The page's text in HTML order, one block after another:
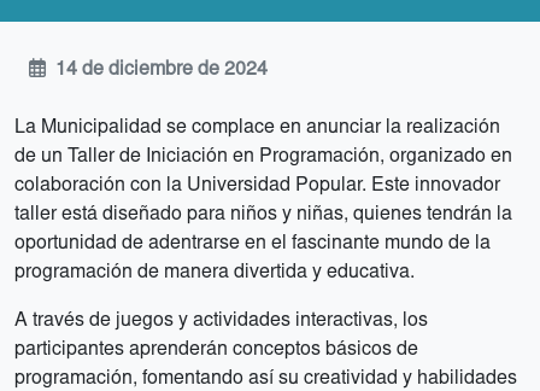
14 de diciembre de 2024
La Municipalidad se complace en anunciar la realización
de un Taller de Iniciación en Programación, organizado en
colaboración con la Universidad Popular. Este innovador
taller está diseñado para niños y niñas, quienes tendrán la
oportunidad de adentrarse en el fascinante mundo de la
programación de manera divertida y educativa.
A través de juegos y actividades interactivas, los
participantes aprenderán conceptos básicos de
programación, fomentando así su creatividad y habilidades